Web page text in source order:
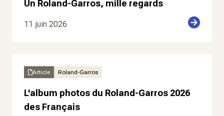
Un Roland-Garros, mille regards
11 juin 2026
Article Roland-Garros
L'album photos du Roland-Garros 2026
des Français